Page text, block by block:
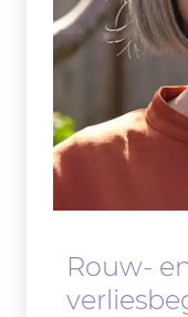
Rouw-